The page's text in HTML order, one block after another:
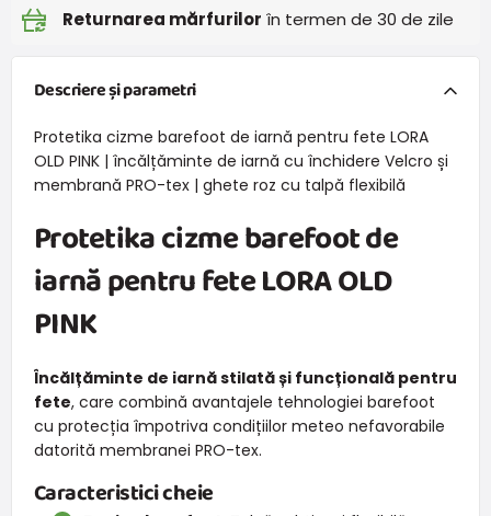
Returnarea mărfurilor în termen de 30 de zile
Descriere și parametri
Protetika cizme barefoot de iarnă pentru fete LORA
OLD PINK | încălțăminte de iarnă cu închidere Velcro și
membrană PRO-tex | ghete roz cu talpă flexibilă
Protetika cizme barefoot de
iarnă pentru fete LORA OLD
PINK
Încălțăminte de iarnă stilată și funcțională pentru
fete, care combină avantajele tehnologiei barefoot
cu protecția împotriva condițiilor meteo nefavorabile
datorită membranei PRO-tex.
Caracteristici cheie